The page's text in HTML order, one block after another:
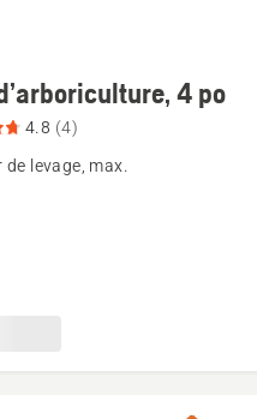
4 po
4.8 (4)
de levage, max.